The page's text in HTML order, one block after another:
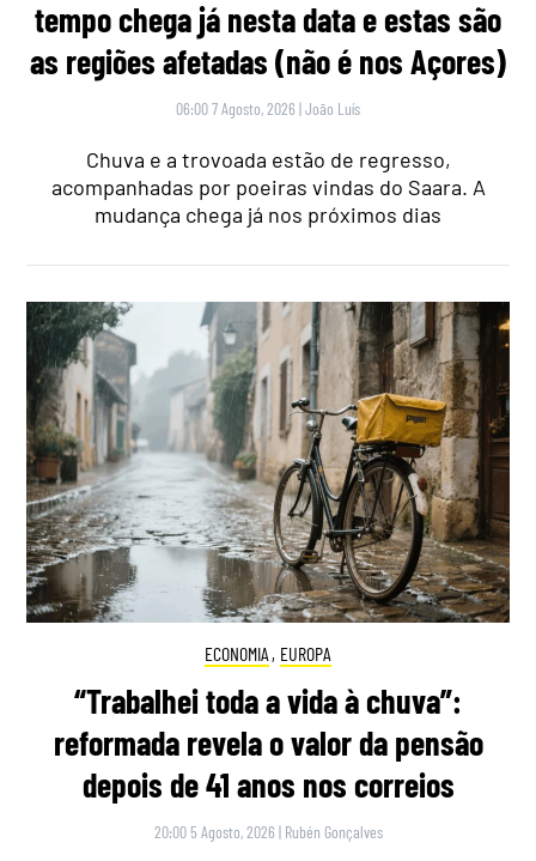
tempo chega já nesta data e estas são
as regiões afetadas (não é nos Açores)
06:00 7 Agosto, 2026 |João Luís
Chuva e a trovoada estão de regresso,
acompanhadas por poeiras vindas do Saara. A
mudança chega já nos próximos dias
ECONOMIA , EUROPA
“Trabalhei toda a vida à chuva”:
reformada revela o valor da pensão
depois de 41 anos nos correios
20:00 5 Agosto, 2026 | Rubén Gonçalves